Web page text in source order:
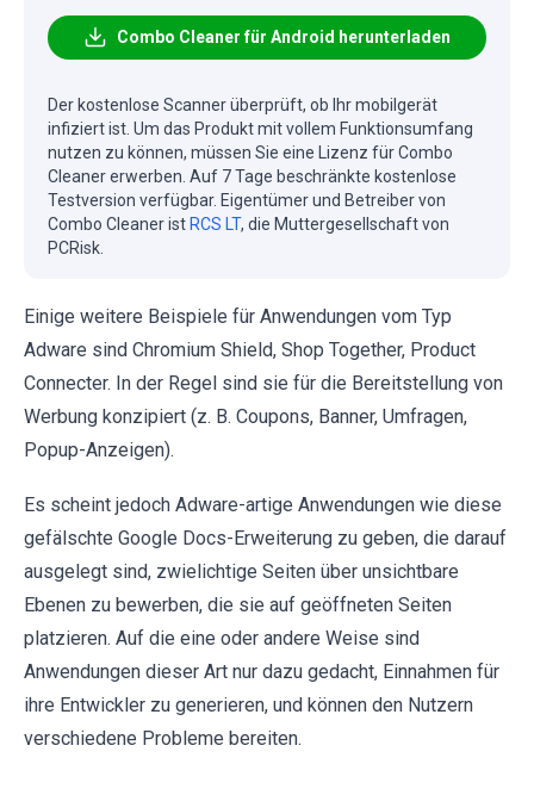
Combo Cleaner für Android herunterladen
Der kostenlose Scanner überprüft, ob Ihr mobilgerät
infiziert ist. Um das Produkt mit vollem Funktionsumfang
nutzen zu können, müssen Sie eine Lizenz für Combo
Cleaner erwerben. Auf 7 Tage beschränkte kostenlose
Testversion verfügbar. Eigentümer und Betreiber von
Combo Cleaner ist RCS LT, die Muttergesellschaft von
PCRisk.
Einige weitere Beispiele für Anwendungen vom Typ
Adware sind Chromium Shield, Shop Together, Product
Connecter. In der Regel sind sie für die Bereitstellung von
Werbung konzipiert (z. B. Coupons, Banner, Umfragen,
Popup-Anzeigen).
Es scheint jedoch Adware-artige Anwendungen wie diese
gefälschte Google Docs-Erweiterung zu geben, die darauf
ausgelegt sind, zwielichtige Seiten über unsichtbare
Ebenen zu bewerben, die sie auf geöffneten Seiten
platzieren. Auf die eine oder andere Weise sind
Anwendungen dieser Art nur dazu gedacht, Einnahmen für
ihre Entwickler zu generieren, und können den Nutzern
verschiedene Probleme bereiten.